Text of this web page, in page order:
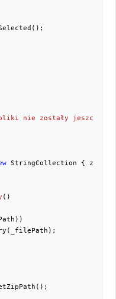
nie zostały jeszcze
StringCollection {
(